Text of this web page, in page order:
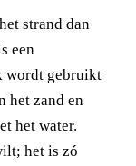
strand dan
een
wordt gebruikt
het zand en
het water.
het is zó